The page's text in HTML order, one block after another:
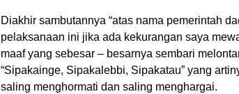
Diakhir sambutannya “atas nama pemerintah
pelaksanaan ini jika ada kekurangan saya
maaf yang sebesar – besarnya sembari
“Sipakainge, Sipakalebbi, Sipakatau” yang
saling menghormati dan saling menghargai.